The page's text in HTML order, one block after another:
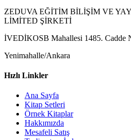
ZEDUVA EĞİTİM BİLİŞİM VE
LİMİTED ŞİRKETİ
İVEDİKOSB Mahallesi 1485. Cadde
Yenimahalle/Ankara
Hızlı Linkler
Ana Sayfa
Kitap Setleri
Örnek Kitaplar
Hakkımızda
Mesafeli Satış